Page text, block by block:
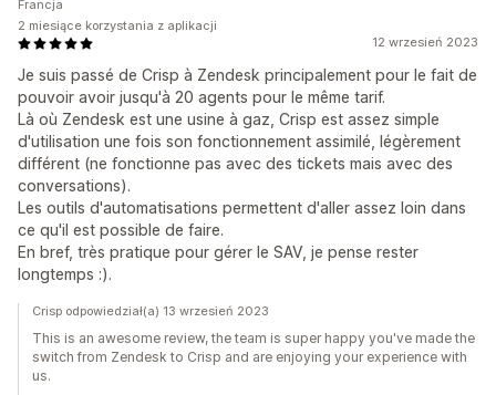
12 wrzesień 2023
Je suis passé de Crisp à Zendesk principalement pour le fait de
pouvoir avoir jusqu'à 20 agents pour le même tarif.
Là où Zendesk est une usine à gaz, Crisp est assez simple
d'utilisation une fois son fonctionnement assimilé, légèrement
différent (ne fonctionne pas avec des tickets mais avec des
conversations).
Les outils d'automatisations permettent d'aller assez loin dans
ce qu'il est possible de faire.
En bref, très pratique pour gérer le SAV, je pense rester
longtemps :).
Francja
2 miesiące korzystania z aplikacji
Crisp odpowiedział(a) 13 wrzesień 2023
This is an awesome review, the team is super happy you've made the
switch from Zendesk to Crisp and are enjoying your experience with
us.